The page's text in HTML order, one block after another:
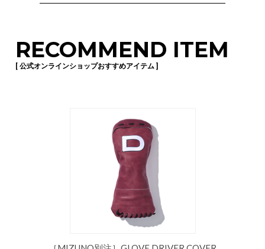
RECOMMEND ITEM
[ 公式オンラインショップおすすめアイテム ]